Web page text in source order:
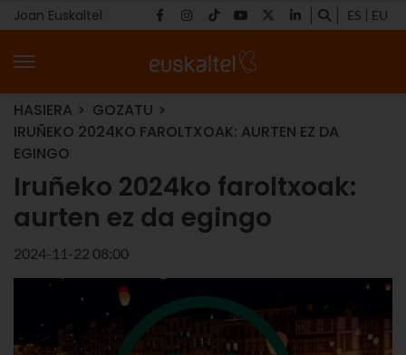
Joan Euskaltel ES EU
HASIERA
GOZATU
IRUÑEKO 2024KO FAROLTXOAK: AURTEN EZ DA
EGINGO
Iruñeko 2024ko faroltxoak:
aurten ez da egingo
2024-11-22 08:00